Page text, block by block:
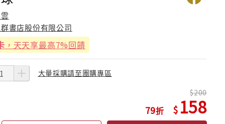
書店股份有限公司
，天天享最高7%回饋
大量採購請至團購專區
79
200
158